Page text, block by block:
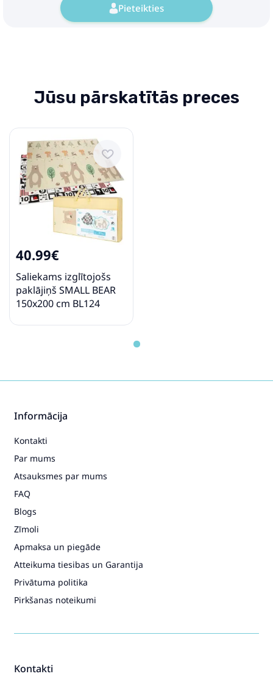
Pieteikties
Jūsu pārskatītās preces
40.99€
Saliekams izglītojošs
paklājiņš SMALL BEAR
150x200 cm BL124
Kontakti
Informācija
Kontakti
Par mums
Atsauksmes par mums
FAQ
Blogs
Zīmoli
Apmaksa un piegāde
Atteikuma tiesibas un Garantija
Privātuma politika
Pirkšanas noteikumi